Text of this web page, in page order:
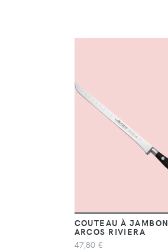
COUTEAU À JAMBON
ARCOS RIVIERA
47,80 €